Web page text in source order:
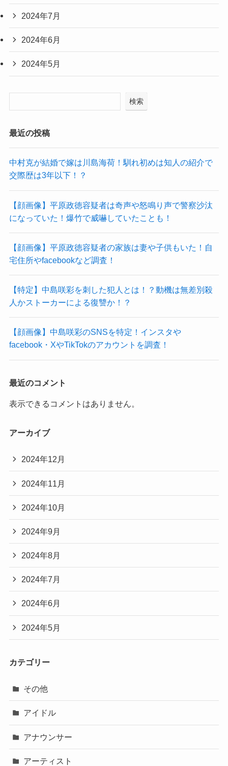
2024年7月
2024年6月
2024年5月
検索
最近の投稿
中村克が結婚で嫁は川島海荷！馴れ初めは知人の紹介で
交際歴は3年以下！？
【顔画像】平原政徳容疑者は奇声や怒鳴り声で警察沙汰
になっていた！爆竹で威嚇していたことも！
【顔画像】平原政徳容疑者の家族は妻や子供もいた！自
宅住所やfacebookなど調査！
【特定】中島咲彩を刺した犯人とは！？動機は無差別殺
人かストーカーによる復讐か！？
【顔画像】中島咲彩のSNSを特定！インスタや
facebook・XやTikTokのアカウントを調査！
最近のコメント
表示できるコメントはありません。
アーカイブ
2024年12月
2024年11月
2024年10月
2024年9月
2024年8月
2024年7月
2024年6月
2024年5月
カテゴリー
その他
アイドル
アナウンサー
アーティスト